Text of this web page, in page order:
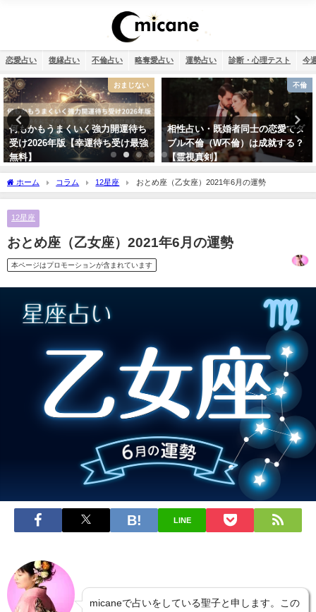
恋愛占い 復縁占い 不倫占い 略奪愛占い 運勢占い 診断・心理テスト 今
不倫
相性占い・既婚者同士の恋愛でダ
ブル不倫（W不倫）は成就する？
【霊視真剣】
運勢占い
2026年運勢ランキング！366日の
誕生日を占いました！
ホーム コラム 12星座 おとめ座（乙女座）2021年6月の運勢
12星座
おとめ座（乙女座）2021年6月の運勢
本ページはプロモーションが含まれています
LINE
micaneで占いをしている聖子と申します。この